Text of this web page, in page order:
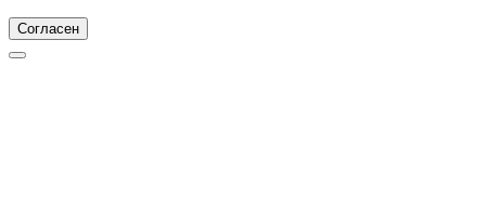
Согласен